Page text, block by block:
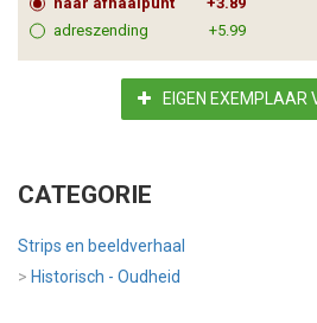
adreszending
+5.99
EIGEN EXEMPLAAR
CATEGORIE
Strips en beeldverhaal
> Historisch - Oudheid